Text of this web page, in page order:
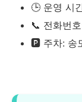
🕒 운영 시
📞 전화번
🅿️ 주차: 송